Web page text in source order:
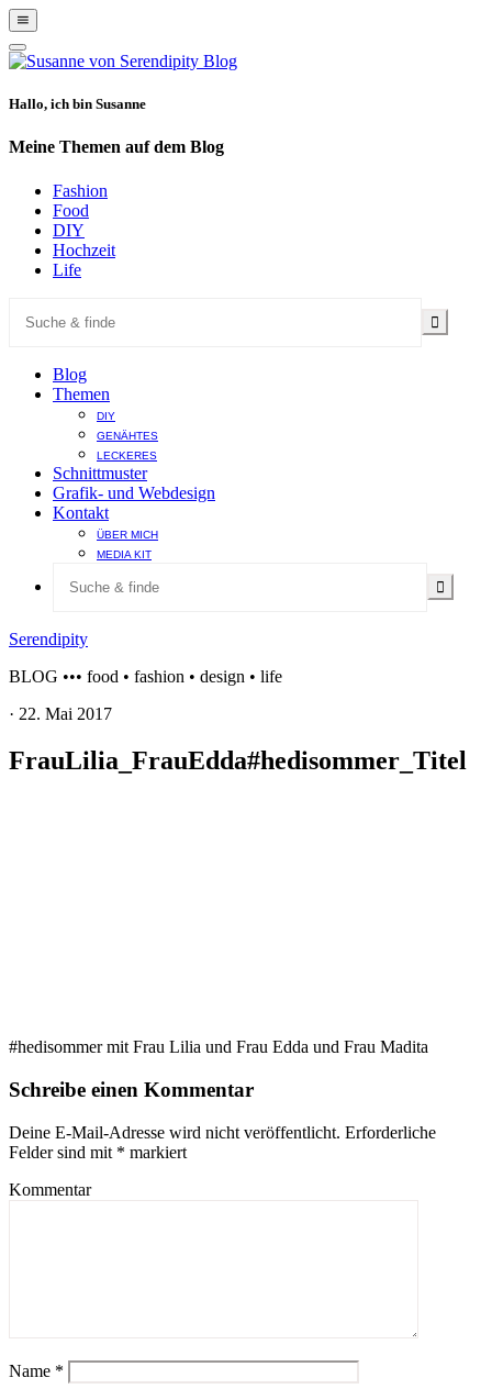
Show
Offscreen
Content
Hide
Offscreen
Hallo, ich bin Susanne
Meine Themen auf dem Blog
Fashion
Food
DIY
Hochzeit
Life
Blog
Themen
DIY
GENÄHTES
LECKERES
Schnittmuster
Grafik- und Webdesign
Kontakt
ÜBER MICH
MEDIA KIT
Serendipity
BLOG ••• food • fashion • design • life
· 22. Mai 2017
FrauLilia_FrauEdda#hedisommer_Titel
#hedisommer mit Frau Lilia und Frau Edda und Frau Madita
Schreibe einen Kommentar
Deine E-Mail-Adresse wird nicht veröffentlicht. Erforderliche
Felder sind mit * markiert
Kommentar
Name *